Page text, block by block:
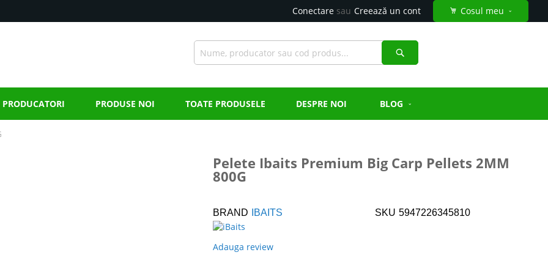
Cosul meu
Conectare Creează un cont
PRODUCATORI PRODUSE NOI TOATE PRODUSELE DESPRE NOI BLOG
Pelete Ibaits Premium Big Carp Pellets 2MM
800G
BRAND IBAITS SKU 5947226345810
Adauga review